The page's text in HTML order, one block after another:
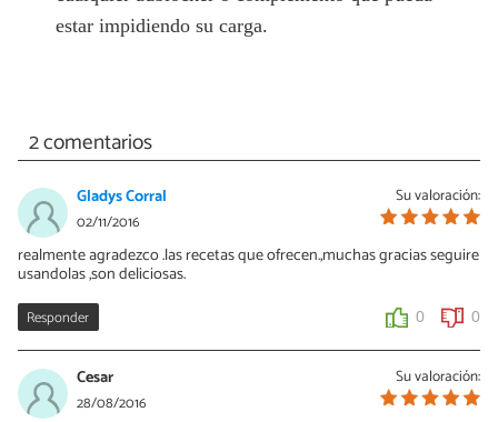
estar impidiendo su carga.
2 comentarios
Su valoración:
Gladys Corral
02/11/2016
realmente agradezco .las recetas que ofrecen.,muchas gracias seguire
usandolas ,son deliciosas.
Responder 0 0
Su valoración:
Cesar
28/08/2016